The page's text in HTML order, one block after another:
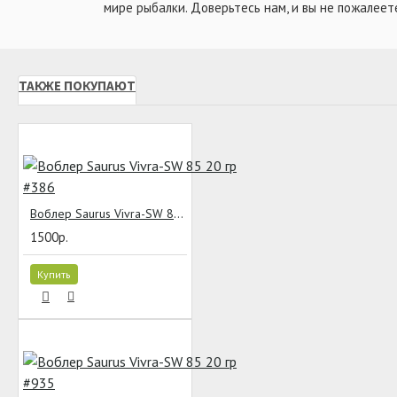
мире рыбалки. Доверьтесь нам, и вы не
ТАКЖЕ ПОКУПАЮТ
Воблер Saurus Vivra-SW 85 20 гр #386
1500р.
Купить